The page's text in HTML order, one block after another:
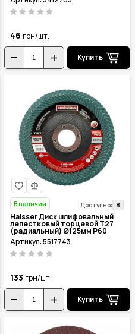
46 грн/шт.
Купить
В наличии Доступно: 8
Haisser Диск шлифовальный
лепестковый торцевой Т27
(радиальный) Ø125мм P60
5517743
Артикул: 5517743
133 грн/шт.
Купить